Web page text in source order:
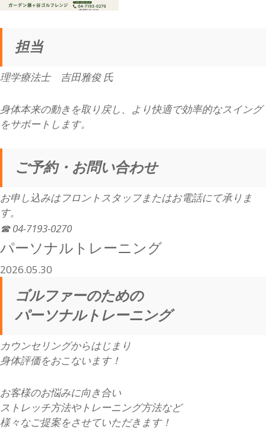
担当
理学療法士 吉田雅俊 氏
身体本来の動きを取り戻し、より快適で効率的なスイング
をサポートします。
ご予約・お問い合わせ
お申し込みはフロントスタッフまたはお電話にて承りま
す。
☎ 04-7193-0270
パーソナルトレーニング
2026.05.30
ゴルファーのための
パーソナルトレーニング
カウンセリングからはじまり
身体評価をおこないます！
お客様のお悩みに向き合い
ストレッチ方法やトレーニング方法など
様々なご提案をさせていただきます！